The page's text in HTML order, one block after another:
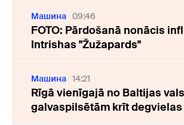
Машина 09:46
FOTO: Pārdošanā nonācis
Intrishas "Žužapards"
Машина 14:21
Rīgā vienīgajā no Baltijas
galvaspilsētām krīt